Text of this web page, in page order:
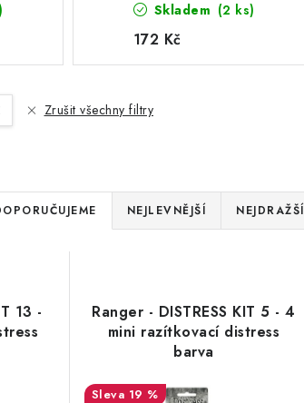
Skladem (2 ks)
172 Kč
Zrušit všechny filtry
NEJLEVNĚJŠÍ NEJDRAŽŠÍ
13 -
Ranger - DISTRESS KIT 5 - 4
mini razítkovací distress
barva
19 %